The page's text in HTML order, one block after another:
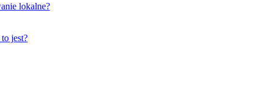
lokalne?
jest?